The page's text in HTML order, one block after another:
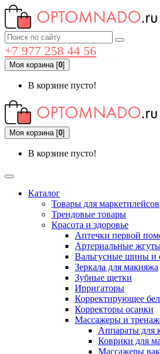
+7 977 258 44 56
Моя корзина[0]
В корзине пусто!
Моя корзина[0]
В корзине пусто!
Каталог
Товары для маркетплейсов
Трендовые товары
Красота и здоровье
Аптечки первой
Артериальные
Вальгусные шины и
Зеркала для макияжа
Зубные щетки
Ирригаторы
Корректирующее
Корректоры осанки
Массажеры и
Аппараты для
Коврики для
Массажеры